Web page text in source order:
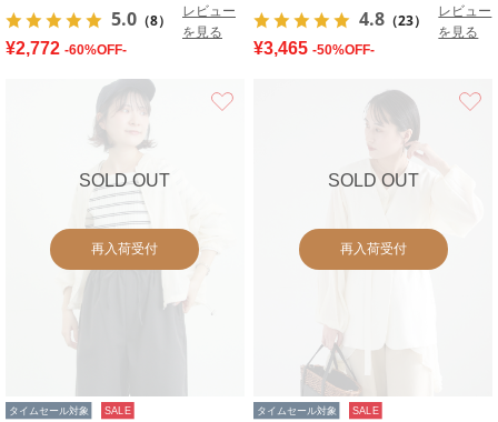
5.0 （8）
レビュー
を見る
¥2,772 -60%OFF-
4.8 （23）
レビュー
を見る
¥3,465 -50%OFF-
SOLD OUT
再入荷受付
タイムセール対象 SALE
SOLD OUT
再入荷受付
タイムセール対象 SALE